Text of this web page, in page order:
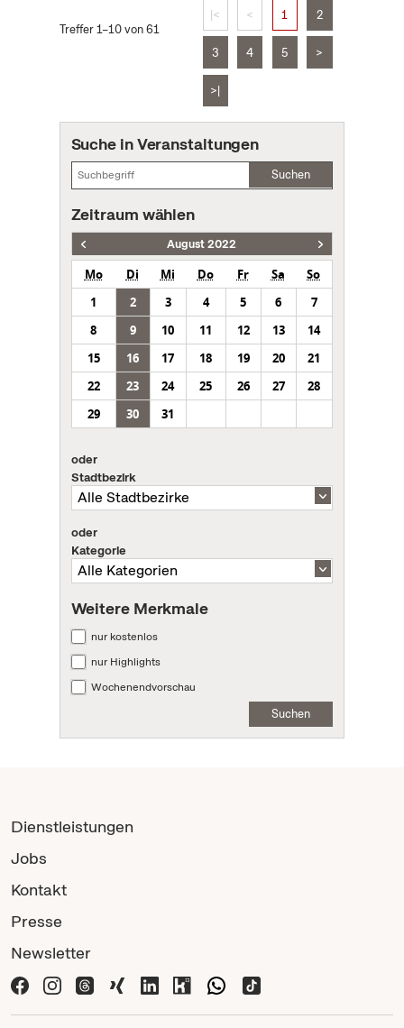
Treffer 1–10 von 61
|< < 1 2
3 4 5 >
>|
Suche in Veranstaltungen
Suchen
Zeitraum wählen
August 2022
Mo Di Mi Do Fr Sa
So
1
2 3 4 5 6
7
8
9 10 11 12 13
14
15
16 17 18 19 20
21
22
23 24 25 26 27
28
29
30 31
oder
Stadtbezirk
oder
Kategorie
Weitere Merkmale
nur kostenlos
nur Highlights
Wochenendvorschau
Suchen
Dienstleistungen
Jobs
Kontakt
Presse
Newsletter